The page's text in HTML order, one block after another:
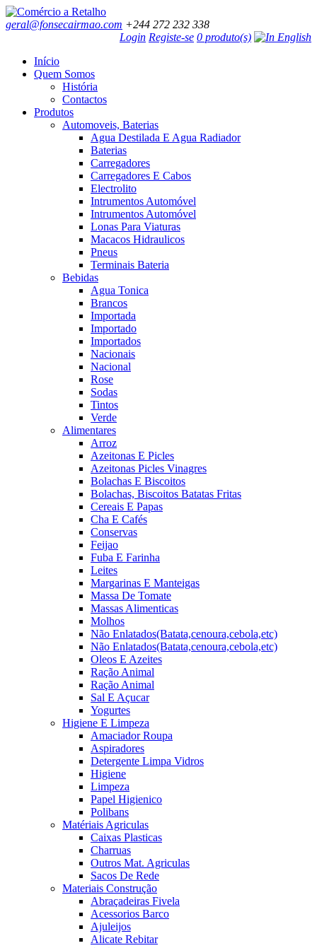
geral@fonsecairmao.com +244 272 232 338
Login Registe-se 0 produto(s)
Início
Quem Somos
História
Contactos
Produtos
Automoveis, Baterias
Agua Destilada E Agua Radiador
Baterias
Carregadores
Carregadores E Cabos
Electrolito
Intrumentos Automóvel
Intrumentos Automóvel
Lonas Para Viaturas
Macacos Hidraulicos
Pneus
Terminais Bateria
Bebidas
Agua Tonica
Brancos
Importada
Importado
Importados
Nacionais
Nacional
Rose
Sodas
Tintos
Verde
Alimentares
Arroz
Azeitonas E Picles
Azeitonas Picles Vinagres
Bolachas E Biscoitos
Bolachas, Biscoitos Batatas Fritas
Cereais E Papas
Cha E Cafés
Conservas
Feijao
Fuba E Farinha
Leites
Margarinas E Manteigas
Massa De Tomate
Massas Alimenticas
Molhos
Não Enlatados(Batata,cenoura,cebola,etc)
Não Enlatados(Batata,cenoura,cebola,etc)
Oleos E Azeites
Ração Animal
Ração Animal
Sal E Açucar
Yogurtes
Higiene E Limpeza
Amaciador Roupa
Aspiradores
Detergente Limpa Vidros
Higiene
Limpeza
Papel Higienico
Polibans
Matériais Agriculas
Caixas Plasticas
Charruas
Outros Mat. Agriculas
Sacos De Rede
Materiais Construção
Abraçadeiras Fivela
Acessorios Barco
Ajuleijos
Alicate Rebitar